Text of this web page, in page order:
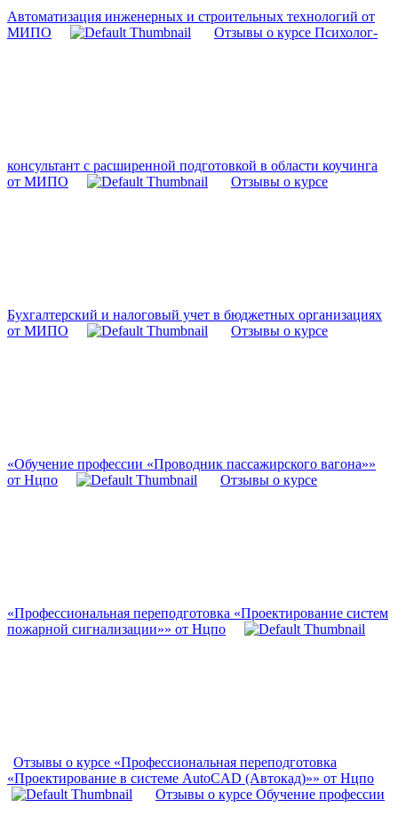
Автоматизация инженерных и строительных технологий от
МИПО
Отзывы о курсе Психолог-
консультант с расширенной подготовкой в области коучинга
от МИПО
Отзывы о курсе
Бухгалтерский и налоговый учет в бюджетных организациях
от МИПО
Отзывы о курсе
«Обучение профессии «Проводник пассажирского вагона»»
от Нцпо
Отзывы о курсе
«Профессиональная переподготовка «Проектирование систем
пожарной сигнализации»» от Нцпо
Отзывы о курсе «Профессиональная переподготовка
«Проектирование в системе AutoCAD (Автокад)»» от Нцпо
Отзывы о курсе Обучение профессии